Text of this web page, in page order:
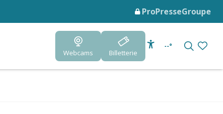
Webcams
--°
Billetterie
ProPresseGroupe